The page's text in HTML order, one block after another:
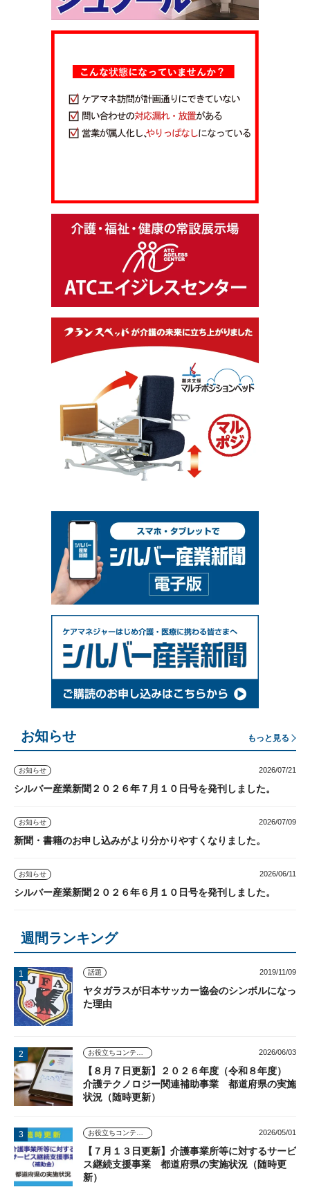
お知らせ もっと見る
お知らせ 2026/07/21
シルバー産業新聞２０２６年７月１０日号を発刊しました。
お知らせ 2026/07/09
新聞・書籍のお申し込みがより分かりやすくなりました。
お知らせ 2026/06/11
シルバー産業新聞２０２６年６月１０日号を発刊しました。
週間ランキング
話題 2019/11/09
ヤタガラスが日本サッカー協会のシンボルになっ
た理由
お役立ちコンテンツ 2026/06/03
【８月７日更新】２０２６年度（令和８年度）
介護テクノロジー関連補助事業 都道府県の実施
状況（随時更新）
お役立ちコンテンツ 2026/05/01
【７月１３日更新】介護事業所等に対するサービ
ス継続支援事業 都道府県の実施状況（随時更
新）